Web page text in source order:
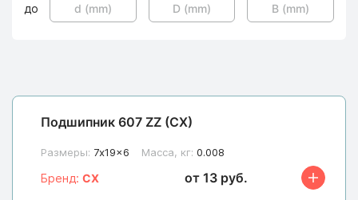
до
Подшипник 607 ZZ (CX)
Размеры: 7x19x6 Масса, кг: 0.008
Бренд: CX от 13 руб.